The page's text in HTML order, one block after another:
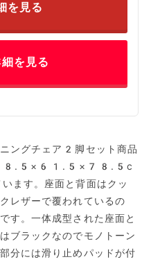
を見る
を見る
ングチェア2脚セット商品
ズ48.5×61.5×78.5c
ます。座面と背面はクッ
レザーで覆われているの
す。一体成型された座面と
ブラックなのでモノトーン
分には滑り止めパッドが付